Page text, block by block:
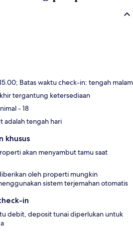
Batas waktu check-in: tengah malam
tergantung ketersediaan
- 18
adalah tengah hari
khusus
akan menyambut tamu saat
oleh properti mungkin
sistem terjemahan otomatis
in
debit, deposit tunai diperlukan untuk